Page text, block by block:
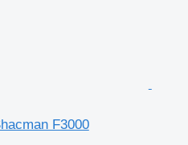
F3000